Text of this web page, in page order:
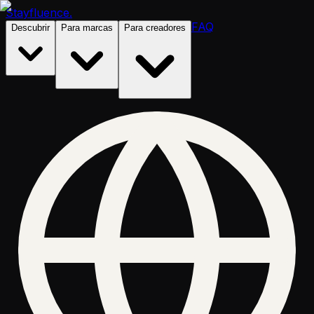
Stayfluence.
Descubrir Para marcas Para creadores FAQ